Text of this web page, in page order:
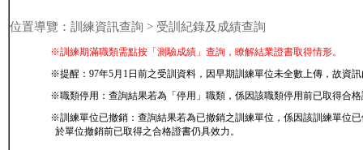
位置導覽：訓練資訊查詢 > 受訓紀錄及成績查詢
※訓練期滿職類需點按「測驗成績」查詢，瞭解結業證書取得情形。
※提醒：97年5月1日前之受訓資料，因早期訓練單位未全數上傳，故資
※職類停用：查詢結果若為「停用」職類，係因該職類停用前已取得合
※訓練單位已撤銷：查詢結果若為已撤銷之訓練單位，係因該訓練單位
於單位撤銷前已取得之合格證書仍具效力。